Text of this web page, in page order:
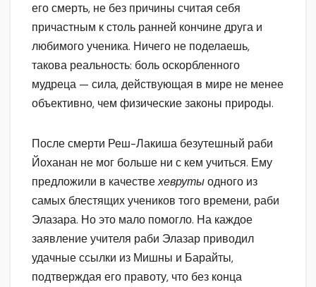
его смерть, не без причины считая себя
причастным к столь ранней кончине друга и
любимого ученика. Ничего не поделаешь,
такова реальность: боль оскорбленного
мудреца — сила, действующая в мире не менее
объективно, чем физические законы природы.
После смерти Реш-Лакиша безутешный раби
Йоханан не мог больше ни с кем учиться. Ему
предложили в качествехеврутыодного из
самых блестящих учеников того времени, раби
Элазара. Но это мало помогло. На каждое
заявление учителя раби Элазар приводил
удачные ссылки из Мишны и Барайты,
подтверждая его правоту, что без конца